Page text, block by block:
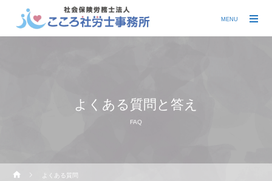
よくある質問と答え
FAQ
よくある質問
MENU